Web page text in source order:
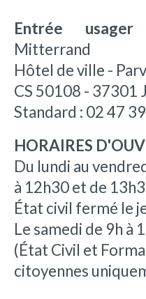
Entrée
Mitterrand
Hôtel de ville -
CS 50108 - 37301
Standard : 02 47
HORAIRES
Du lundi au
à 12h30 et de
État civil fermé le
Le samedi de 9h à
(État Civil et
citoyennes